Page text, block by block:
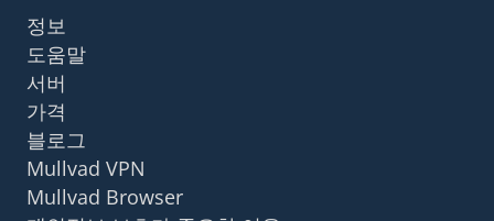
정보
도움말
서버
가격
블로그
Mullvad VPN
Mullvad Browser